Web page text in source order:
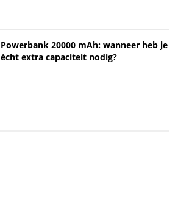
Powerbank 20000 mAh: wanneer heb je
écht extra capaciteit nodig?